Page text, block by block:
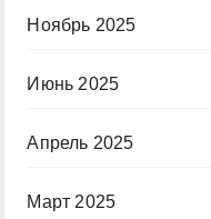
Ноябрь 2025
Июнь 2025
Апрель 2025
Март 2025